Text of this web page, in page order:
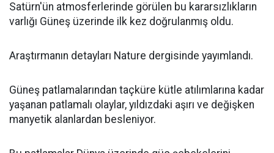
Satürn'ün atmosferlerinde görülen bu kararsızlıkların
varlığı Güneş üzerinde ilk kez doğrulanmış oldu.
Araştırmanın detayları Nature dergisinde yayımlandı.
Güneş patlamalarından taçküre kütle atılımlarına kadar
yaşanan patlamalı olaylar, yıldızdaki aşırı ve değişken
manyetik alanlardan besleniyor.